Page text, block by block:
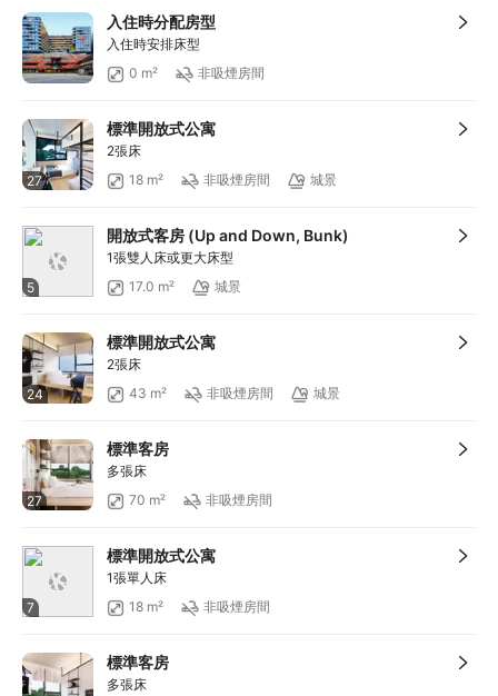
入住時分配房型
入住時安排床型
0 m²
非吸煙房間
27
標準開放式公寓
2張床
18 m²
非吸煙房間 城景
5
開放式客房 (Up and Down, Bunk)
1張雙人床或更大床型
17.0 m²
城景
24
標準開放式公寓
2張床
43 m²
非吸煙房間 城景
27
標準客房
多張床
70 m²
非吸煙房間
7
標準開放式公寓
1張單人床
18 m²
非吸煙房間
標準客房
多張床